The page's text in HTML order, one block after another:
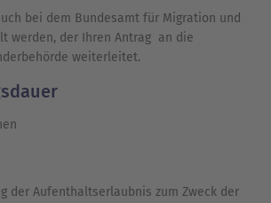
bei dem Bundesamt für Migration und
werden, der Ihren Antrag an die
weiterleitet.
der Aufenthaltserlaubnis zum Zweck der